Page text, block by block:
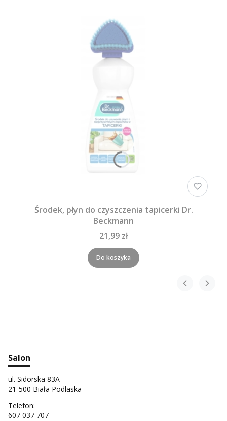
Środek, płyn do czyszczenia tapicerki Dr.
Beckmann
21,99 zł
Do koszyka
Salon
ul. Sidorska 83A
21-500 Biała Podlaska
Telefon:
607 037 707